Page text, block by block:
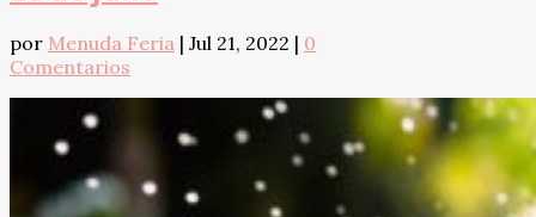
por Menuda Feria | Jul 21, 2022 | 0
Comentarios